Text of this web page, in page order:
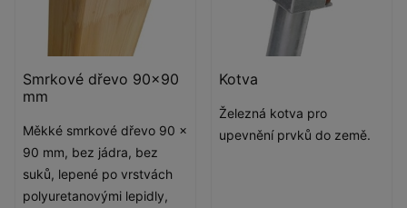
Smrkové dřevo 90x90
mm
Měkké smrkové dřevo 90 x
90 mm, bez jádra, bez
suků, lepené po vrstvách
polyuretanovými lepidly,
Kotva
Železná kotva pro
upevnění prvků do země.